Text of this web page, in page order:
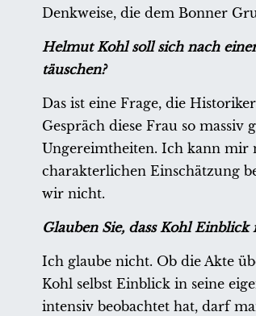
Denkweise, die dem Bonner
Helmut Kohl soll sich nach
täuschen?
Das ist eine Frage, die
Gespräch diese Frau so
Ungereimtheiten. Ich kann mir
charakterlichen Einschätzung
wir nicht.
Glauben Sie, dass Kohl
Ich glaube nicht. Ob die Akte
Kohl selbst Einblick in seine
intensiv beobachtet hat, darf